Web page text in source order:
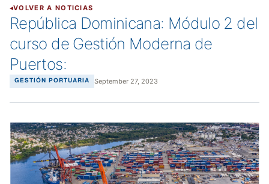
VOLVER A NOTICIAS
República Dominicana: Módulo 2 del
curso de Gestión Moderna de
Puertos:
GESTIÓN PORTUARIA September 27, 2023